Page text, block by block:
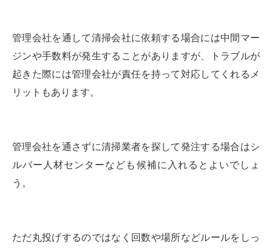
管理会社を通して清掃会社に依頼する場合には中間マー
ジンや手数料が発生することがありますが、トラブルが
起きた際には管理会社が責任を持って対応してくれるメ
リットもあります。
管理会社を通さずに清掃業者を探して発注する場合はシ
ルバー人材センターなども候補に入れるとよいでしょ
う。
ただ丸投げするのではなく回数や場所などルールをしっ